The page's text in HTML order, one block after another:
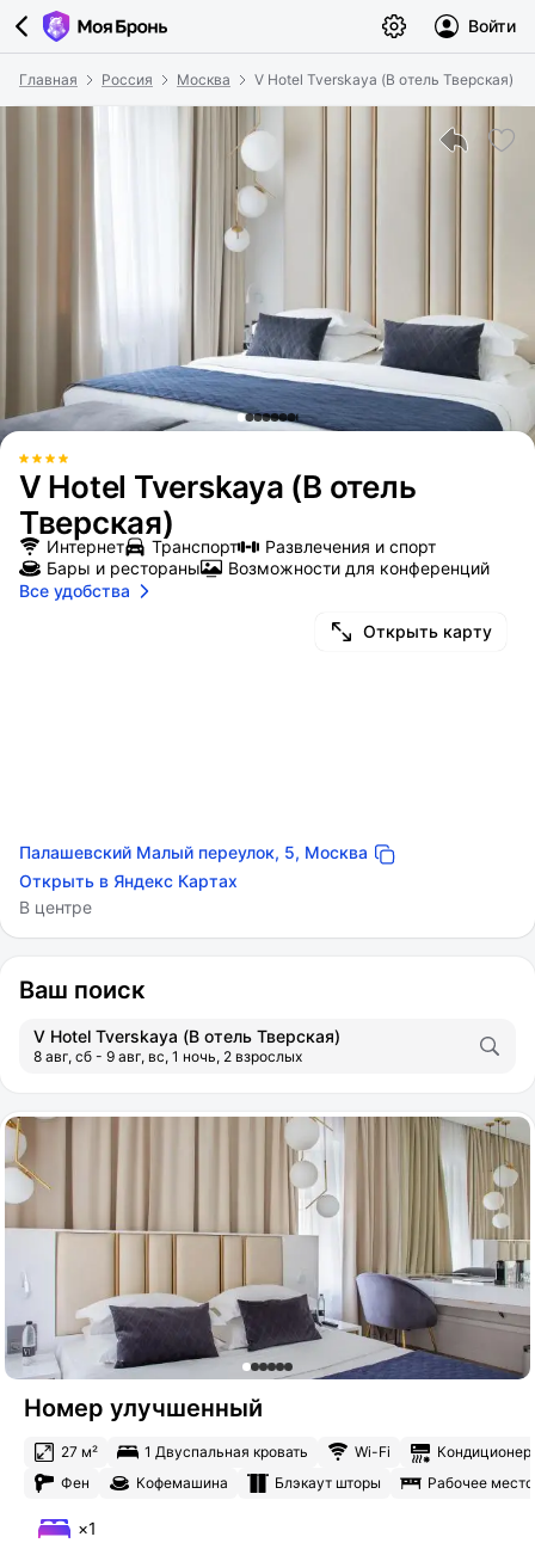
Войти
Главная Россия Москва V Hotel Tverskaya (В отель Тверская)
V Hotel Tverskaya (В отель
Тверская)
Открыть карту
Палашевский Малый переулок, 5, Москва
Открыть в Яндекс Картах
В центре
Интернет Транспорт
Развлечения и спорт
Бары и рестораны
Возможности для конференций
Все удобства
Ваш поиск
V Hotel Tverskaya (В отель Тверская)
8 авг, сб - 9 авг, вс, 1 ночь, 2 взрослых
Номер улучшенный
27 м² 1 Двуспальная кровать Wi-Fi
Кондиционер
Фен
Кофемашина Блэкаут шторы Рабочее место
×1